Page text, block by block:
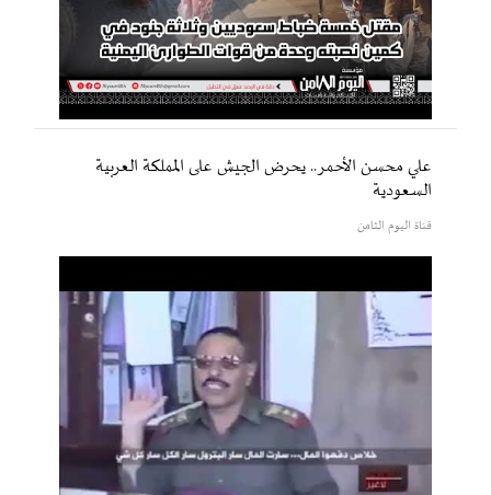
علي محسن الأحمر.. يحرض الجيش على المملكة العربية
السعودية
قناة اليوم الثامن